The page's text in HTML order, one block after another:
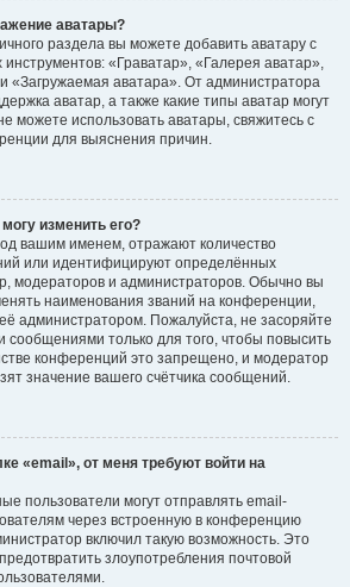
аватары?
раздела вы можете добавить аватару с
«Граватар», «Галерея аватар»,
«Загружаемая аватара». От администратора
аватар, а также какие типы аватар могут
можете использовать аватары, свяжитесь с
для выяснения причин.
изменить его?
вашим именем, отражают количество
или идентифицируют определённых
модераторов и администраторов. Обычно вы
наименования званий на конференции,
администратором. Пожалуйста, не засоряйте
только для того, чтобы повысить
конференций это запрещено, и модератор
значение вашего счётчика сообщений.
«email», от меня требуют войти на
пользователи могут отправлять email-
через встроенную в конференцию
включил такую возможность. Это
злоупотребления почтовой